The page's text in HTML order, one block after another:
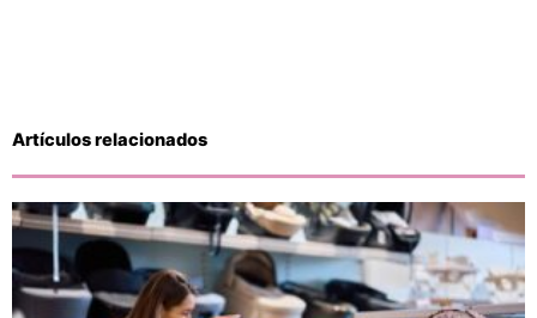
Artículos relacionados